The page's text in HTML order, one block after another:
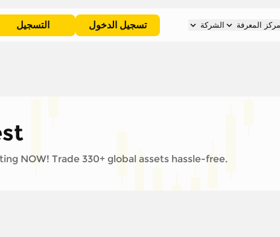
مركز المعرفة الشركة تسجيل الدخول التسجيل
NOW! Trade 330+ global assets hassle-free.